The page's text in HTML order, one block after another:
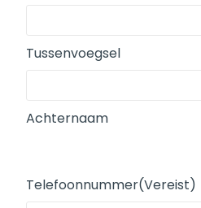
Tussenvoegsel
Achternaam
Telefoonnummer(Vereist)